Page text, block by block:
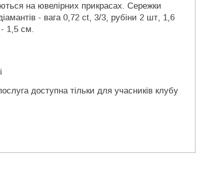
на ювелірних прикрасах. Сережки
- вага 0,72 ct, 3/3, рубіни 2 шт, 1,6
- 1,5 см.
доступна тільки для учасників клубу